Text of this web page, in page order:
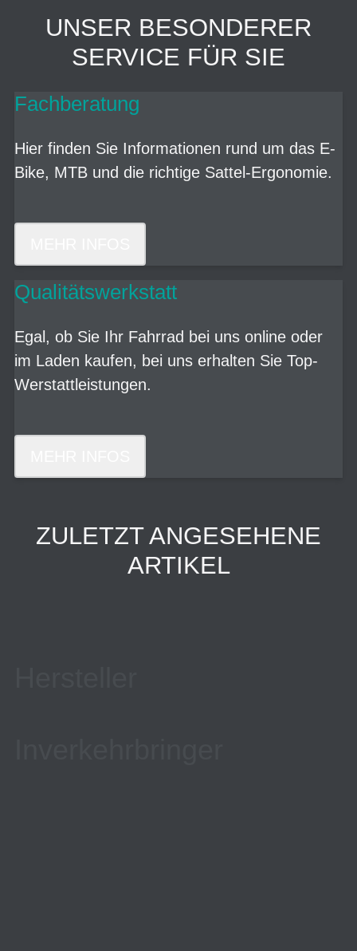
UNSER BESONDERER
SERVICE FÜR SIE
Fachberatung
Hier finden Sie Informationen rund um das E-
Bike, MTB und die richtige Sattel-Ergonomie.
Qualitätswerkstatt
Egal, ob Sie Ihr Fahrrad bei uns online oder
im Laden kaufen, bei uns erhalten Sie Top-
Werstattleistungen.
ZULETZT ANGESEHENE
ARTIKEL